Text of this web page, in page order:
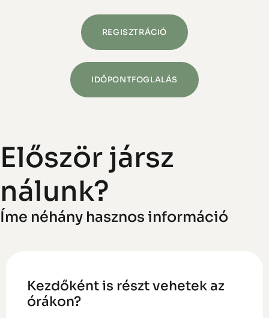
REGISZTRÁCIÓ
IDŐPONTFOGLALÁS
Először jársz
nálunk?
Íme néhány hasznos információ
Kezdőként is részt vehetek az
órákon?